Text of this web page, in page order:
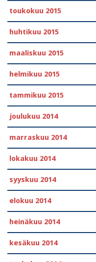
toukokuu 2015
huhtikuu 2015
maaliskuu 2015
helmikuu 2015
tammikuu 2015
joulukuu 2014
marraskuu 2014
lokakuu 2014
syyskuu 2014
elokuu 2014
heinäkuu 2014
kesäkuu 2014